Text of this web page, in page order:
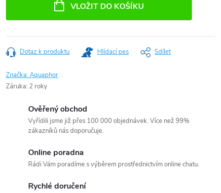
VLOŽIT DO KOŠÍKU
Dotaz k produktu Hlídací pes Sdílet
Značka:Aquaphor
Záruka: 2 roky
Ověřený obchod
Vyřídili jsme již přes 100 000 objednávek. Více než 99%
zákazníků nás doporučuje.
Online poradna
Rádi Vám poradíme s výběrem prostřednictvím online chatu.
Rychlé doručení